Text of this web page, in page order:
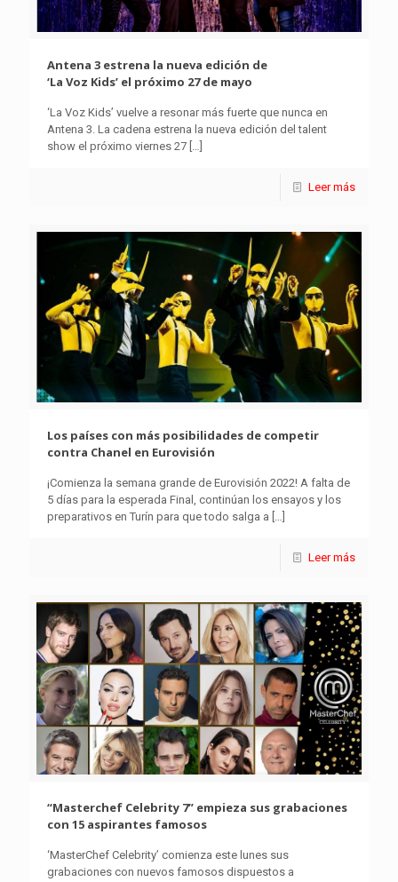
Antena 3 estrena la nueva edición de
‘La Voz Kids’ el próximo 27 de mayo
‘La Voz Kids’ vuelve a resonar más fuerte que nunca en
Antena 3. La cadena estrena la nueva edición del talent
show el próximo viernes 27 […]
Leer más
Los países con más posibilidades de competir
contra Chanel en Eurovisión
¡Comienza la semana grande de Eurovisión 2022! A falta de
5 días para la esperada Final, continúan los ensayos y los
preparativos en Turín para que todo salga a
Leer más
“Masterchef Celebrity 7” empieza sus grabaciones
con 15 aspirantes famosos
‘MasterChef Celebrity’ comienza este lunes sus
grabaciones con nuevos famosos dispuestos a